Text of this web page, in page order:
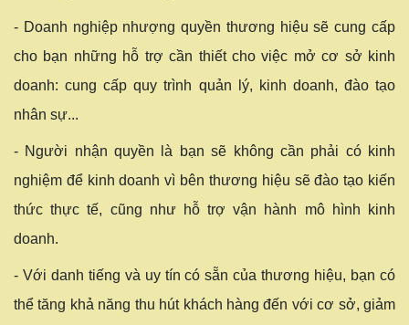
- Doanh nghiệp nhượng quyền thương hiệu sẽ cung cấp
cho bạn những hỗ trợ cần thiết cho việc mở cơ sở kinh
doanh: cung cấp quy trình quản lý, kinh doanh, đào tạo
nhân sự...
- Người nhận quyền là bạn sẽ không cần phải có kinh
nghiệm để kinh doanh vì bên thương hiệu sẽ đào tạo kiến
thức thực tế, cũng như hỗ trợ vận hành mô hình kinh
doanh.
- Với danh tiếng và uy tín có sẵn của thương hiệu, bạn có
thể tăng khả năng thu hút khách hàng đến với cơ sở, giảm